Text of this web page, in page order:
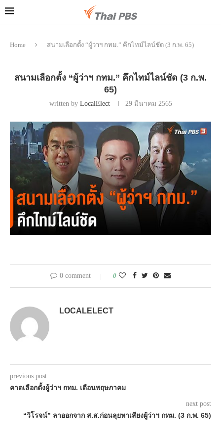
Home สนามเลือกตั้ง “ผู้ว่าฯ กทม.” คึกไทม์ไลน์ชัด (3 ก.พ. 65)
สนามเลือกตั้ง “ผู้ว่าฯ กทม.” คึกไทม์ไลน์ชัด (3 ก.พ.
65)
written by LocalElect 29 มีนาคม 2565
0 comment 0
LOCALELECT
previous post
คาดเลือกตั้งผู้ว่าฯ กทม. เดือนพฤษภาคม
next post
“วิโรจน์” ลาออกจาก ส.ส.ก่อนลุยหาเสียงผู้ว่าฯ กทม. (3 ก.พ. 65)